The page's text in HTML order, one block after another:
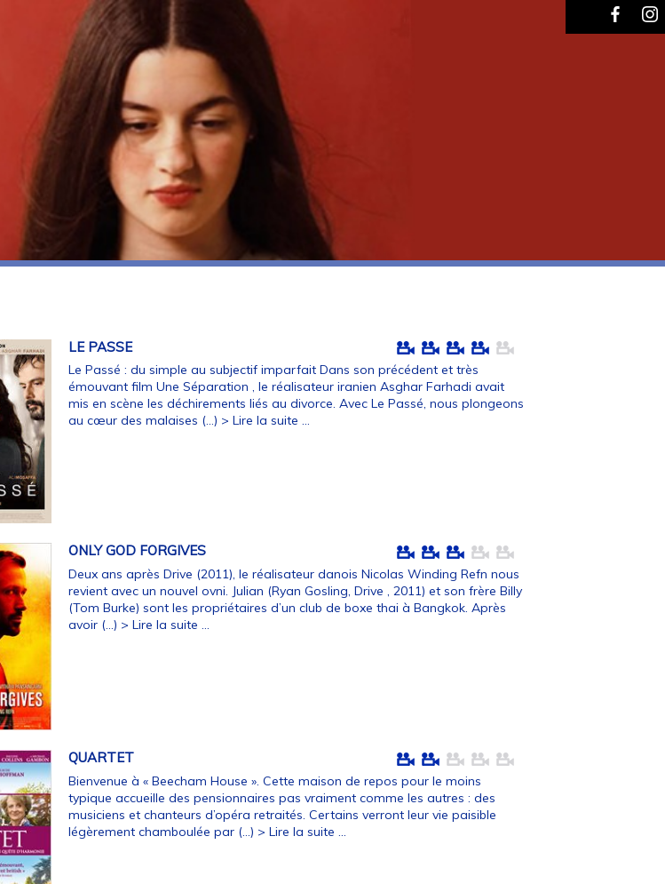
LE PASSE
Le Passé : du simple au subjectif imparfait Dans son précédent et très
émouvant film Une Séparation , le réalisateur iranien Asghar Farhadi avait
mis en scène les déchirements liés au divorce. Avec Le Passé, nous plongeons
au cœur des malaises (…) > Lire la suite ...
ONLY GOD FORGIVES
Deux ans après Drive (2011), le réalisateur danois Nicolas Winding Refn nous
revient avec un nouvel ovni. Julian (Ryan Gosling, Drive , 2011) et son frère Billy
(Tom Burke) sont les propriétaires d’un club de boxe thai à Bangkok. Après
avoir (…) > Lire la suite ...
QUARTET
Bienvenue à « Beecham House ». Cette maison de repos pour le moins
typique accueille des pensionnaires pas vraiment comme les autres : des
musiciens et chanteurs d’opéra retraités. Certains verront leur vie paisible
légèrement chamboulée par (…) > Lire la suite ...